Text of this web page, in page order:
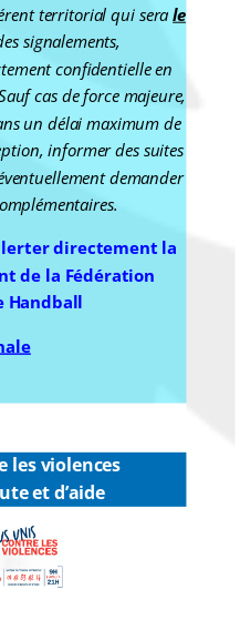
territorial qui serale
signalements,
confidentielle en
cas de force majeure,
un délai maximum de
informer des suites
demander
directement la
de la Fédération
Handball
les violences
et d’aide